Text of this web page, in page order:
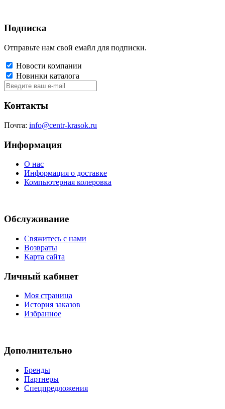
Подписка
Отправьте нам свой емайл для подписки.
Новости компании
Новинки каталога
Контакты
Почта: info@centr-krasok.ru
Информация
О нас
Информация о доставке
Компьютерная колеровка
Обслуживание
Свяжитесь с нами
Возвраты
Карта сайта
Личный кабинет
Моя страница
История заказов
Избранное
Дополнительно
Бренды
Партнеры
Спецпредложения